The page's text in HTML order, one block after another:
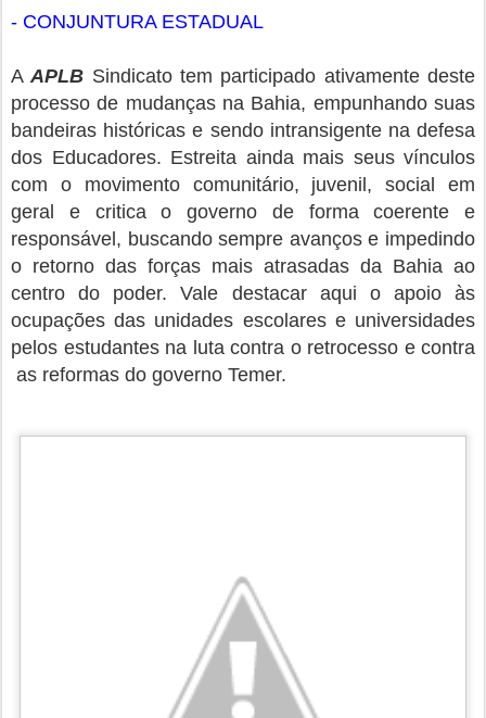
- CONJUNTURA ESTADUAL
AAPLB Sindicato tem participado ativamente deste
processo de mudanças na Bahia, empunhando suas
bandeiras históricas e sendo intransigente na defesa
dos Educadores. Estreita ainda mais seus vínculos
com o movimento comunitário, juvenil, social em
geral e critica o governo de forma coerente e
responsável, buscando sempre avanços e impedindo
o retorno das forças mais atrasadas da Bahia ao
centro do poder. Vale destacar aqui o apoio às
ocupações das unidades escolares e universidades
pelos estudantes na luta contra o retrocesso e contra
as reformas do governo Temer.